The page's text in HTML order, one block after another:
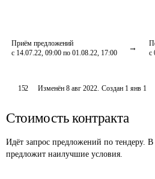
Приём предложений
с 14.07.22, 09:00 по 01.08.22, 17:00
с
152 Изменён8 авг 2022. Создан 1 янв 1
Стоимость контракта
Идёт запрос предложений по тендеру. В
предложит наилучшие условия.